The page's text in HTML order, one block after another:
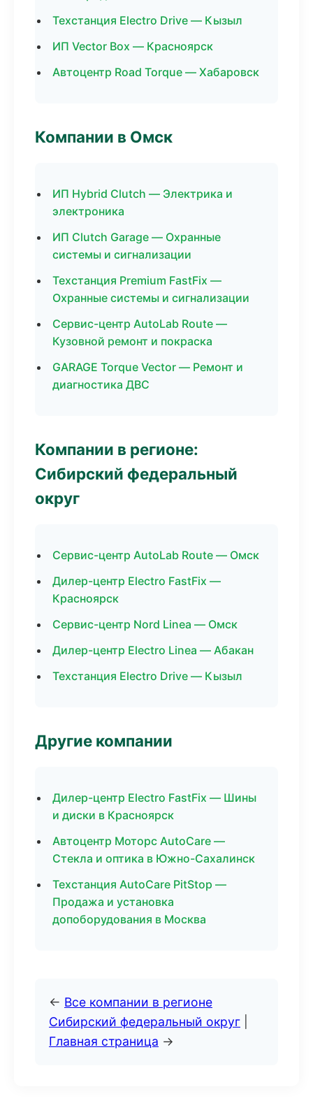
Техстанция Electro Drive — Кызыл
ИП Vector Box — Красноярск
Автоцентр Road Torque — Хабаровск
Компании в Омск
ИП Hybrid Clutch — Электрика и
электроника
ИП Clutch Garage — Охранные
системы и сигнализации
Техстанция Premium FastFix —
Охранные системы и сигнализации
Сервис-центр AutoLab Route —
Кузовной ремонт и покраска
GARAGE Torque Vector — Ремонт и
диагностика ДВС
Компании в регионе:
Сибирский федеральный
округ
Сервис-центр AutoLab Route — Омск
Дилер-центр Electro FastFix —
Красноярск
Сервис-центр Nord Linea — Омск
Дилер-центр Electro Linea — Абакан
Техстанция Electro Drive — Кызыл
Другие компании
Дилер-центр Electro FastFix — Шины
и диски в Красноярск
Автоцентр Моторс AutoCare —
Стекла и оптика в Южно-Сахалинск
Техстанция AutoCare PitStop —
Продажа и установка
допоборудования в Москва
← Все компании в регионе
Сибирский федеральный округ
Главная страница →